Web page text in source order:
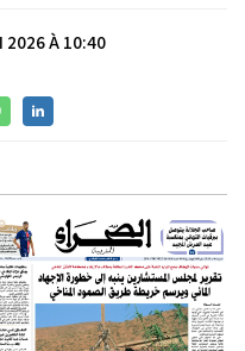
2026 À 10:40